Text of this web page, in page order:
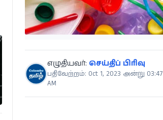
எழுதியவர்: செய்திப் பிரிவு
பதிவேற்றம்: Oct 1, 2023 அன்று 03:47
AM